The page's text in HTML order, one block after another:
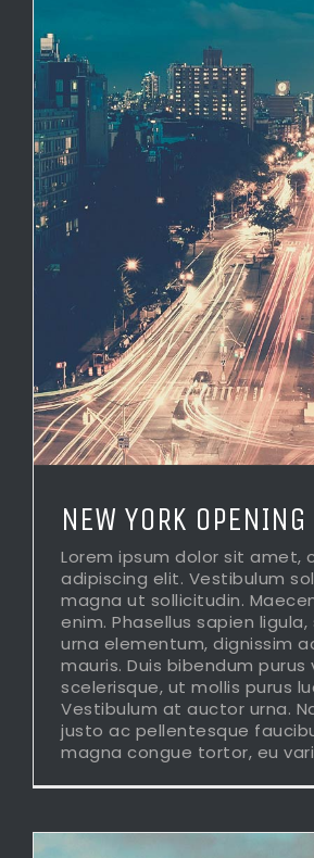
NEW YORK OPENING
Lorem ipsum dolor sit amet,
adipiscing elit. Vestibulum
magna ut sollicitudin.
enim. Phasellus sapien
urna elementum, dignissim
mauris. Duis bibendum purus
scelerisque, ut mollis purus
Vestibulum at auctor urna.
justo ac pellentesque
magna congue tortor, eu